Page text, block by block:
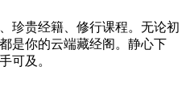
珍贵经籍、修行课程。无论初
是你的云端藏经阁。静心下
可及。